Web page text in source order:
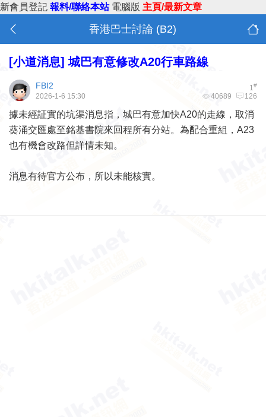
新會員登記 報料/聯絡本站 電腦版 主頁/最新文章
香港巴士討論 (B2)
[小道消息] 城巴有意修改A20行車路線
1#
FBI2
40689 126
2026-1-6 15:30
據未經証實的坑渠消息指，城巴有意加快A20的走線，取消
葵涌交匯處至銘基書院來回程所有分站。為配合重組，A23
也有機會改路但詳情未知。
消息有待官方公布，所以未能核實。